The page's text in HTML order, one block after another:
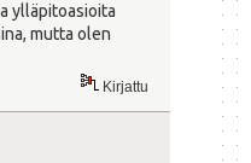
ylläpitoasioita
mutta olen
Kirjattu